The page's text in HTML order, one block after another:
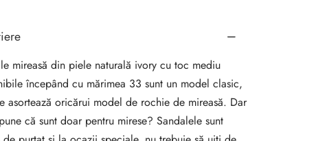
mireasă din piele naturală ivory cu toc mediu
începând cu mărimea 33 sunt un model clasic,
asortează oricărui model de rochie de mireasă. Dar
că sunt doar pentru mirese? Sandalele sunt